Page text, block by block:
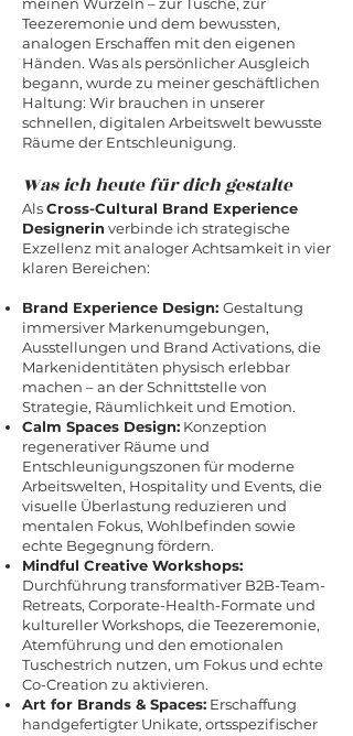
meinen Wurzeln – zur Tusche, zur
Teezeremonie und dem bewussten,
analogen Erschaffen mit den eigenen
Händen. Was als persönlicher Ausgleich
begann, wurde zu meiner geschäftlichen
Haltung: Wir brauchen in unserer
schnellen, digitalen Arbeitswelt bewusste
Räume der Entschleunigung.
Was ich heute für dich gestalte
AlsCross-Cultural Brand Experience
Designerin verbinde ich strategische
Exzellenz mit analoger Achtsamkeit in vier
klaren Bereichen:
Brand Experience Design: Gestaltung
immersiver Markenumgebungen,
Ausstellungen und Brand Activations, die
Markenidentitäten physisch erlebbar
machen – an der Schnittstelle von
Strategie, Räumlichkeit und Emotion.
Calm Spaces Design: Konzeption
regenerativer Räume und
Entschleunigungszonen für moderne
Arbeitswelten, Hospitality und Events, die
visuelle Überlastung reduzieren und
mentalen Fokus, Wohlbefinden sowie
echte Begegnung fördern.
Mindful Creative Workshops:
Durchführung transformativer B2B-Team-
Retreats, Corporate-Health-Formate und
kultureller Workshops, die Teezeremonie,
Atemführung und den emotionalen
Tuschestrich nutzen, um Fokus und echte
Co-Creation zu aktivieren.
Art for Brands & Spaces: Erschaffung
handgefertigter Unikate, ortsspezifischer